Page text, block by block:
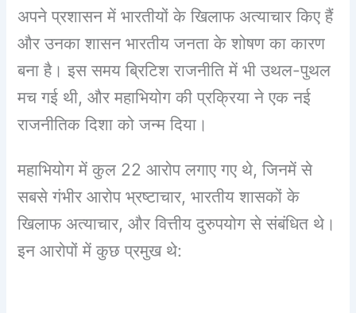
अपने प्रशासन में भारतीयों के खिलाफ अत्याचार किए हैं
और उनका शासन भारतीय जनता के शोषण का कारण
बना है। इस समय ब्रिटिश राजनीति में भी उथल-पुथल
मच गई थी, और महाभियोग की प्रक्रिया ने एक नई
राजनीतिक दिशा को जन्म दिया।
महाभियोग में कुल 22 आरोप लगाए गए थे, जिनमें से
सबसे गंभीर आरोप भ्रष्टाचार, भारतीय शासकों के
खिलाफ अत्याचार, और वित्तीय दुरुपयोग से संबंधित थे।
इन आरोपों में कुछ प्रमुख थे: